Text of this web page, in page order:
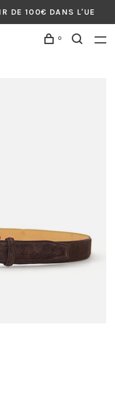
DE 100€ DANS L'UE
0